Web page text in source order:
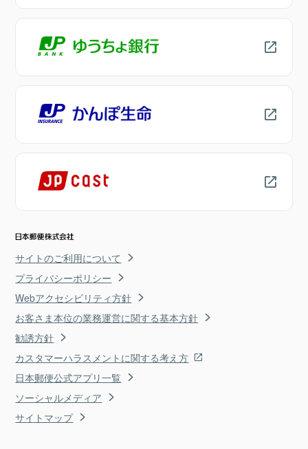
サイトのご利用について
プライバシーポリシー
Webアクセシビリティ方針
お客さま本位の業務運営に関する基本方針
勧誘方針
カスタマーハラスメントに関する考え方
日本郵便公式アプリ一覧
ソーシャルメディア
サイトマップ